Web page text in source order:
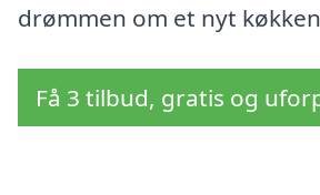
drømmen om et nyt
Få 3 tilbud, gratis og